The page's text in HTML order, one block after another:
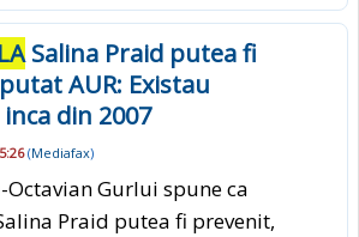
Salina Praid putea fi
AUR: Existau
din 2007
(Mediafax)
Gurlui spune ca
Praid putea fi prevenit,